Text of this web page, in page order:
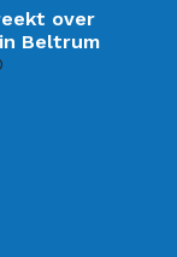
over
Beltrum